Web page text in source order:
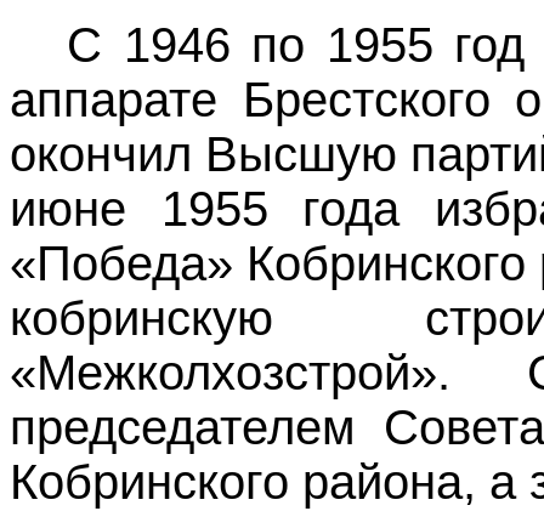
С 1946 по 1955
аппарате Брестского
окончил Высшую
июне 1955 года
«Победа»
кобринскую
председателем
Кобринского района, а